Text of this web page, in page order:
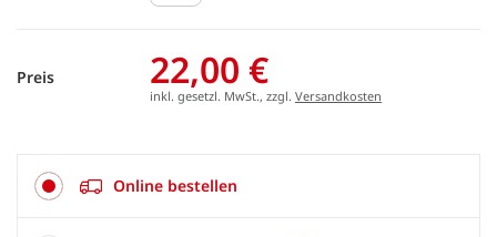
Preis 22,00 €
inkl. gesetzl. MwSt., zzgl. Versandkosten
Online bestellen